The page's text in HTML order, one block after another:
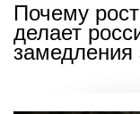
Почему
делает
замедления